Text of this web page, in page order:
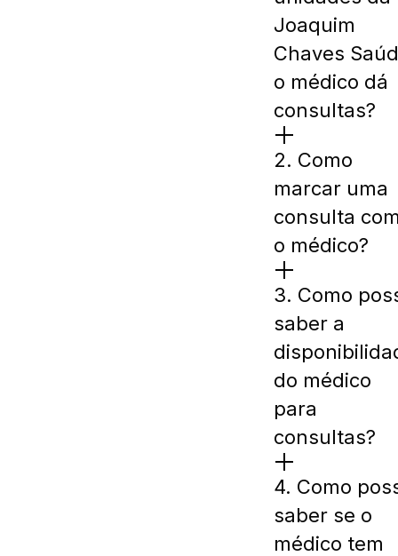
Joaquim
Chaves
o médico dá
consultas?
2. Como
marcar uma
consulta com
o médico?
3. Como
saber a
do médico
para
consultas?
4. Como
saber se o
médico tem